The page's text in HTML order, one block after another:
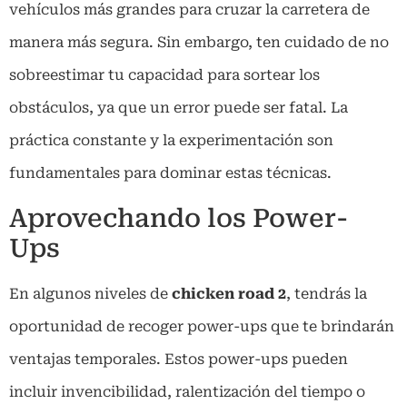
vehículos más grandes para cruzar la carretera de
manera más segura. Sin embargo, ten cuidado de no
sobreestimar tu capacidad para sortear los
obstáculos, ya que un error puede ser fatal. La
práctica constante y la experimentación son
fundamentales para dominar estas técnicas.
Aprovechando los Power-
Ups
En algunos niveles de chicken road 2, tendrás la
oportunidad de recoger power-ups que te brindarán
ventajas temporales. Estos power-ups pueden
incluir invencibilidad, ralentización del tiempo o